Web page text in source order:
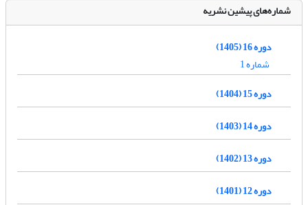
شماره‌های پیشین نشریه
دوره 16 (1405)
شماره 1
دوره 15 (1404)
دوره 14 (1403)
دوره 13 (1402)
دوره 12 (1401)